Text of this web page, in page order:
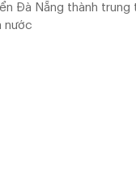
Đà Nẵng thành
nước